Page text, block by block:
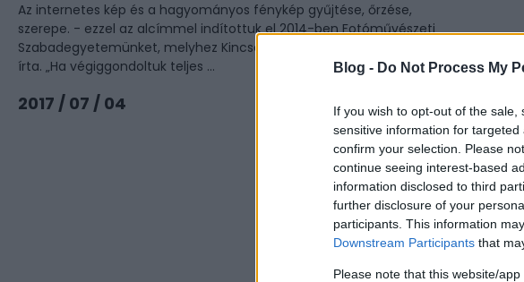
Blog - Do Not Process My
If you wish to opt-out of the
sensitive information for
confirm your selection. Please
continue seeing interest-based
information disclosed to third
further disclosure of your
participants. This information
Downstream Participants that
Please note that this website/
Az internetes kép és a hagyományos fénykép gyűjtése, őrzése,
szerepe. - ezzel az alcímmel indítottuk el 2014-ben Fotóművészeti
Szabadegyetemünket, melyhez Kincses Károly az alábbi ajánlót
írta. „Ha végiggondoltuk teljes ...
2017 / 07 / 04 Tovább